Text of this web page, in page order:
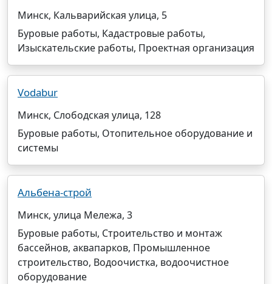
Минск, Кальварийская улица, 5
Буровые работы, Кадастровые работы,
Изыскательские работы, Проектная организация
Vodabur
Минск, Слободская улица, 128
Буровые работы, Отопительное оборудование и
системы
Альбена-строй
Минск, улица Мележа, 3
Буровые работы, Строительство и монтаж
бассейнов, аквапарков, Промышленное
строительство, Водоочистка, водоочистное
оборудование